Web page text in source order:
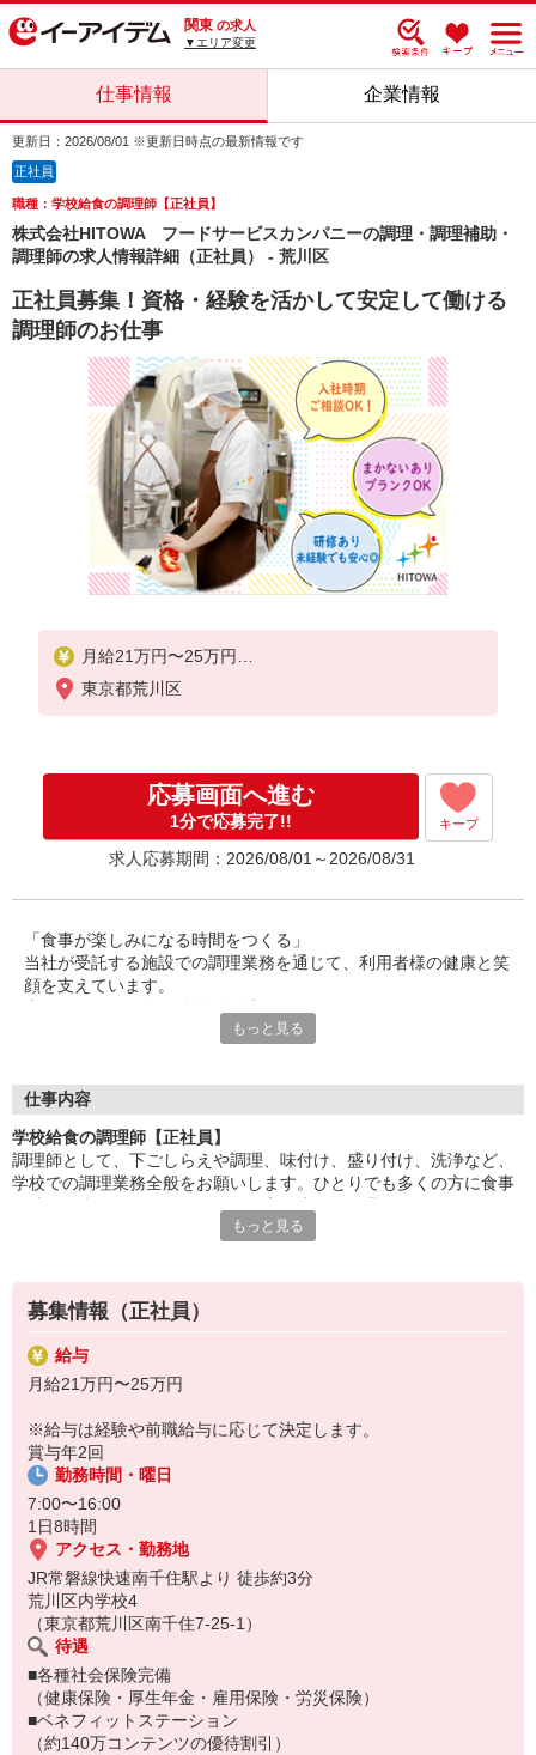
関東 の求人
▼エリア変更
仕事情報 企業情報
更新日：2026/08/01 ※更新日時点の最新情報です
正社員
職種：学校給食の調理師【正社員】
株式会社HITOWA フードサービスカンパニーの調理・調理補助・
調理師の求人情報詳細（正社員） - 荒川区
正社員募集！資格・経験を活かして安定して働ける
調理師のお仕事
月給21万円〜25万円
※給与は経験や前職給与に応じて決定します。
東京都荒川区
応募画面へ進む
1分で応募完了!! キープ
求人応募期間：2026/08/01～2026/08/31
「食事が楽しみになる時間をつくる」
当社が受託する施設での調理業務を通じて、利用者様の健康と笑
顔を支えています。
調理師としての経験を活かし、安定した環境で長く働ける職場で
調理に集中できる環境で、仕込み・調理・盛付けなどの業務に専
チームで協力しながら、安心・安全な食事を提供します。
「美味しかった」「ありがとう」の言葉が、何よりの喜び。
食を通じて人の心に寄り添える、やりがいのある仕事です。
給食運営を行う業界大手。
社員の成長を支える研修制度も整っており、長期的なキャリア形
成が可能です。
もっと見る
仕事内容
学校給食の調理師【正社員】
調理師として、下ごしらえや調理、味付け、盛り付け、洗浄など、
学校での調理業務全般をお願いします。ひとりでも多くの方に食事
「美味しかった」の笑顔を見られたときには達成感を感じられま
もっと見る
募集情報（正社員）
給与
月給21万円〜25万円
※給与は経験や前職給与に応じて決定します。
賞与年2回
勤務時間・曜日
7:00〜16:00
1日8時間
アクセス・勤務地
JR常磐線快速南千住駅より 徒歩約3分
荒川区内学校4
（東京都荒川区南千住7-25-1）
待遇
■各種社会保険完備
（健康保険・厚生年金・雇用保険・労災保険）
■ベネフィットステーション
（約140万コンテンツの優待割引）